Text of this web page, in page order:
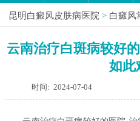
昆明白癜风皮肤病医院 > 白癜风
云南治疗白斑病较好
如此
时间: 2024-07-04